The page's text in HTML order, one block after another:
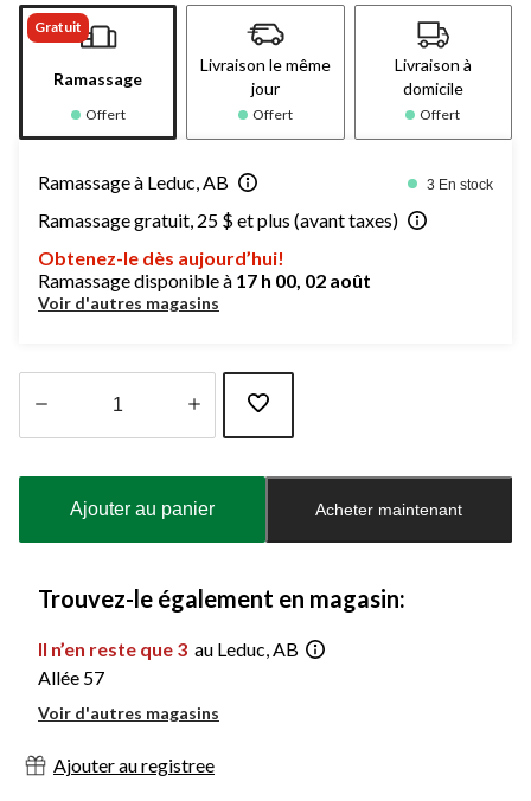
Gratuit
Ramassage
Offert
Livraison le même
jour
Offert
Livraison à
domicile
Offert
Ramassage à Leduc, AB 3 En stock
Ramassage gratuit, 25 $ et plus (avant taxes)
Obtenez-le dès aujourd’hui!
Ramassage disponible à 17 h 00, 02 août
Voir d'autres magasins
à
Ajouter au panier Acheter maintenant
Trouvez-le également en magasin:
Il n’en reste que 3 au Leduc, AB
Allée 57
Voir d'autres magasins
Ajouter au registree